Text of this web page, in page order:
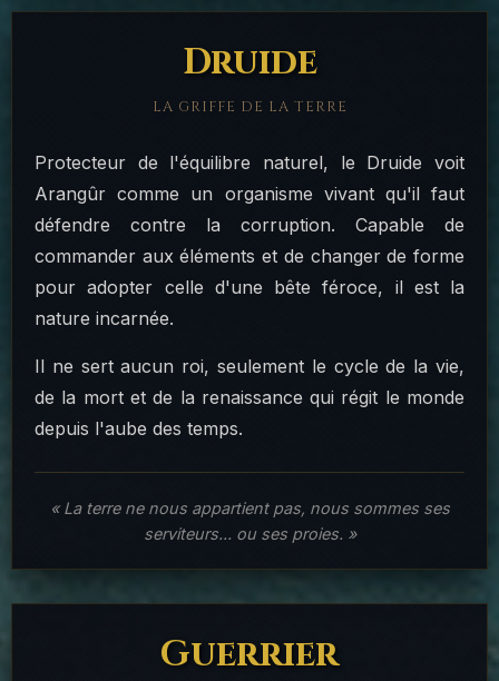
Druide
LA GRIFFE DE LA TERRE
Protecteur de l'équilibre naturel, le Druide voit
Arangûr comme un organisme vivant qu'il faut
défendre contre la corruption. Capable de
commander aux éléments et de changer de forme
pour adopter celle d'une bête féroce, il est la
nature incarnée.
Il ne sert aucun roi, seulement le cycle de la vie,
de la mort et de la renaissance qui régit le monde
depuis l'aube des temps.
« La terre ne nous appartient pas, nous sommes ses
serviteurs... ou ses proies. »
Guerrier